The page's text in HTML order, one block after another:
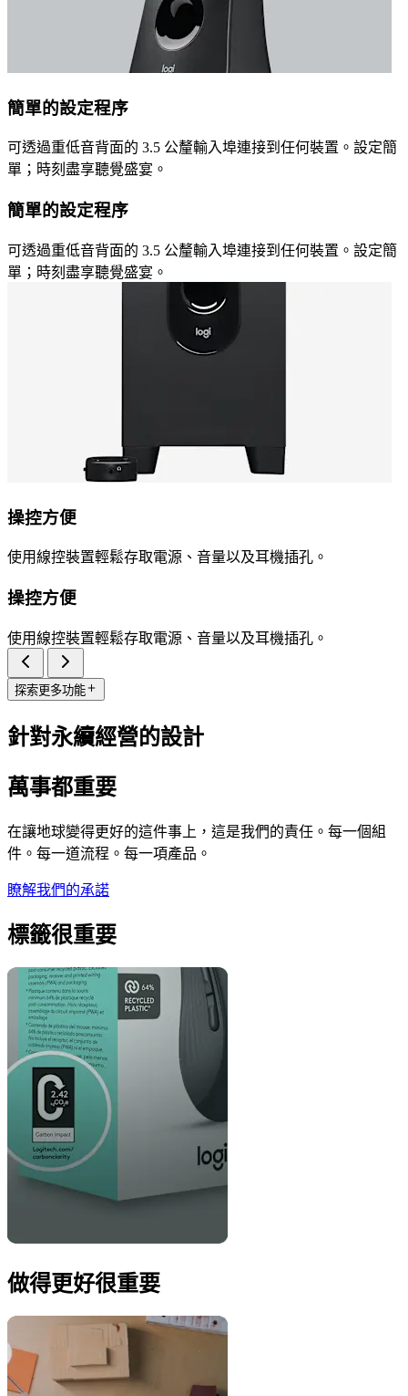
簡單的設定程序
可透過重低音背面的 3.5 公釐輸入埠連接到任何裝置。設定簡
單；時刻盡享聽覺盛宴。
簡單的設定程序
可透過重低音背面的 3.5 公釐輸入埠連接到任何裝置。設定簡
單；時刻盡享聽覺盛宴。
操控方便
使用線控裝置輕鬆存取電源、音量以及耳機插孔。
操控方便
使用線控裝置輕鬆存取電源、音量以及耳機插孔。
探索更多功能
針對永續經營的設計
萬事都重要
在讓地球變得更好的這件事上，這是我們的責任。每一個組
件。每一道流程。每一項產品。
瞭解我們的承諾
標籤很重要
做得更好很重要